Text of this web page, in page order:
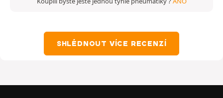
SHLÉDNOUT VÍCE RECENZÍ